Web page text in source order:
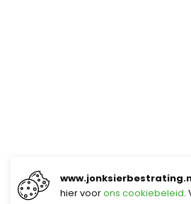
hier voorons cookiebeleid.